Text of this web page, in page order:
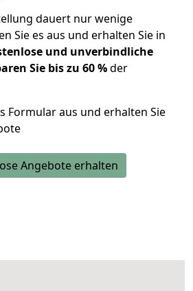
dauert nur wenige
Sie es aus und erhalten Sie in
und unverbindliche
Sie bis zu 60 %der
Formular aus und erhalten Sie
Angebote erhalten